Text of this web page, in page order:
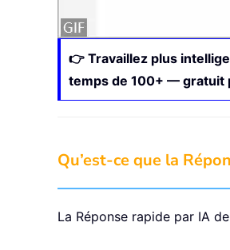
👉 Travaillez plus
temps de 100+ — gratuit
Qu’est-ce que la
La Réponse rapide par IA